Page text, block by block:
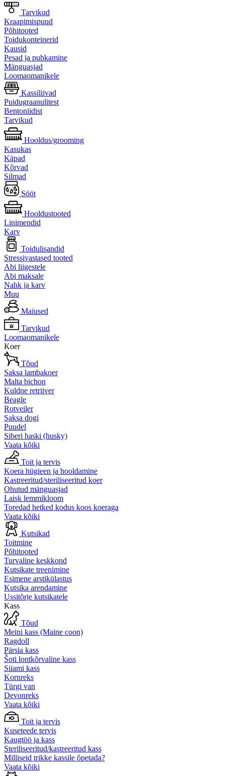
Tarvikud
Kraapimispuud
Põhitooted
Toidukonteinerid
Kausid
Pesad ja puhkamine
Mänguasjad
Loomaomanikele
Kassiliivad
Puidugraanulitest
Bentoniidist
Tarvikud
Hooldus/grooming
Kasukas
Käpad
Kõrvad
Silmad
Sööt
Hooldustooted
Linimendid
Karv
Toidulisandid
Stressivastased tooted
Abi liigestele
Abi maksale
Nahk ja karv
Muu
Maiused
Tarvikud
Loomaomanikele
Koer
Tõud
Saksa lambakoer
Malta bichon
Kuldne retriiver
Beagle
Rotveiler
Saksa dogi
Puudel
Siberi haski (husky)
Vaata kõiki
Toit ja tervis
Koera hügieen ja hooldamine
Kastreeritud/steriliseeritud koer
Ohutud mänguasjad
Laisk lemmikloom
Toredad hetked kodus koos koeraga
Vaata kõiki
Kutsikad
Toitmine
Põhitooted
Turvaline keskkond
Kutsikate treenimine
Esimene arstikülastus
Kutsika arendamine
Ussitõrje kutsikatele
Kass
Tõud
Meini kass (Maine coon)
Ragdoll
Pärsia kass
Šoti lontkõrvaline kass
Siiami kass
Kornreks
Türgi van
Devonreks
Vaata kõiki
Toit ja tervis
Kuseteede tervis
Kaugtöö ja kass
Steriliseeritud/kastreeritud kass
Milliseid trikke kassile õpetada?
Vaata kõiki